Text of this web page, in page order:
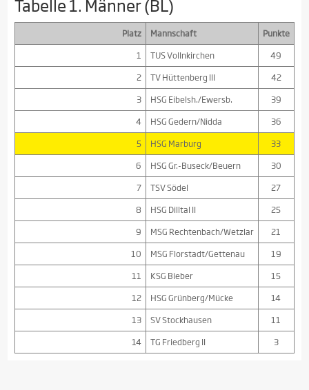
Tabelle 1. Männer (BL)
Platz Mannschaft
Punkte
1
TUS Vollnkirchen
49
2
TV Hüttenberg III
42
3
HSG Eibelsh./Ewersb.
39
4
HSG Gedern/Nidda
36
5
HSG Marburg
33
6
HSG Gr.-Buseck/Beuern
30
7
TSV Södel
27
8
HSG Dilltal II
25
9
MSG Rechtenbach/Wetzlar
21
10
MSG Florstadt/Gettenau
19
11
KSG Bieber
15
12
HSG Grünberg/Mücke
14
13
SV Stockhausen
11
14
TG Friedberg II 3